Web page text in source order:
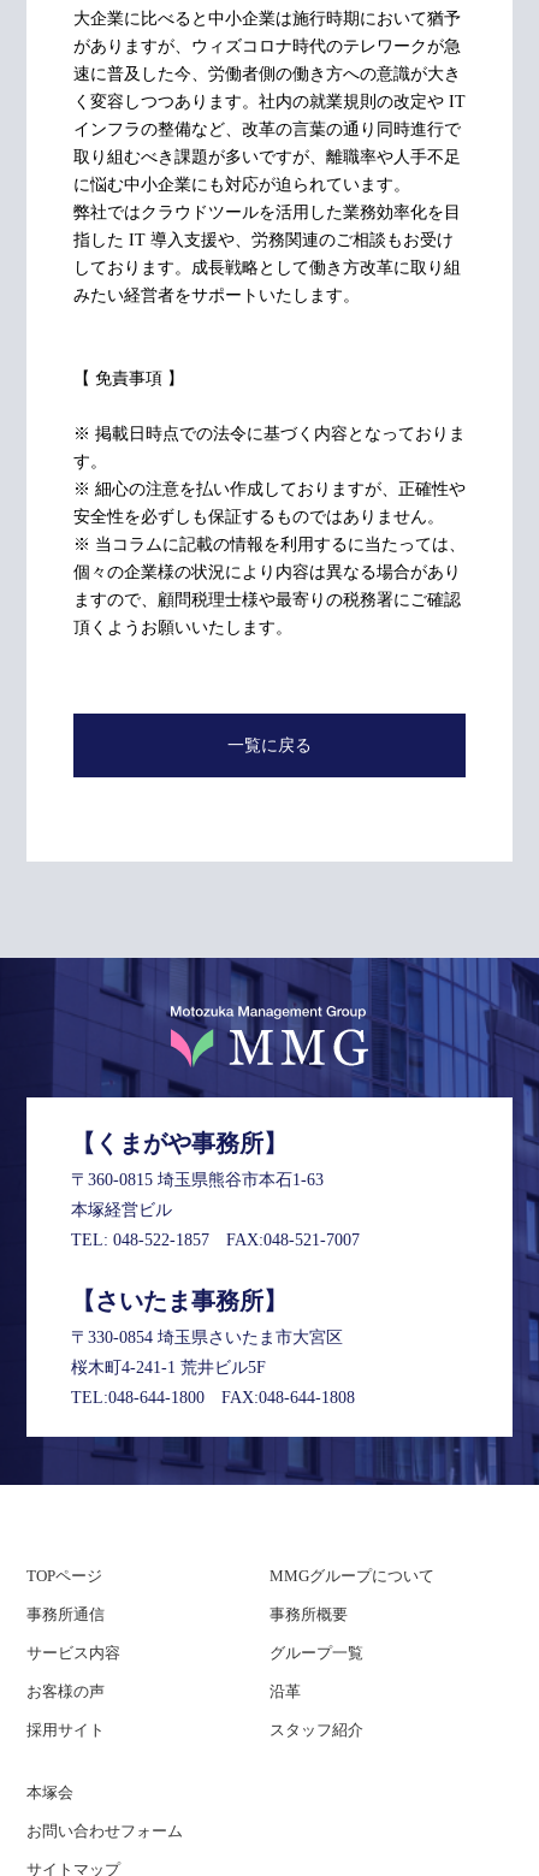
大企業に比べると中小企業は施行時期において猶予
がありますが、ウィズコロナ時代のテレワークが急
速に普及した今、労働者側の働き方への意識が大き
く変容しつつあります。社内の就業規則の改定や IT
インフラの整備など、改革の言葉の通り同時進行で
取り組むべき課題が多いですが、離職率や人手不足
に悩む中小企業にも対応が迫られています。
弊社ではクラウドツールを活用した業務効率化を目
指した IT 導入支援や、労務関連のご相談もお受け
しております。成長戦略として働き方改革に取り組
みたい経営者をサポートいたします。
【 免責事項 】
※ 掲載日時点での法令に基づく内容となっておりま
す。
※ 細心の注意を払い作成しておりますが、正確性や
安全性を必ずしも保証するものではありません。
※ 当コラムに記載の情報を利用するに当たっては、
個々の企業様の状況により内容は異なる場合があり
ますので、顧問税理士様や最寄りの税務署にご確認
頂くようお願いいたします。
一覧に戻る
【くまがや事務所】
〒360-0815 埼玉県熊谷市本石1-63
本塚経営ビル
TEL: 048-522-1857 FAX:048-521-7007
【さいたま事務所】
〒330-0854 埼玉県さいたま市大宮区
桜木町4-241-1 荒井ビル5F
TEL:048-644-1800 FAX:048-644-1808
TOPページ
事務所通信
サービス内容
お客様の声
採用サイト
MMGグループについて
事務所概要
グループ一覧
沿革
スタッフ紹介
本塚会
お問い合わせフォーム
サイトマップ